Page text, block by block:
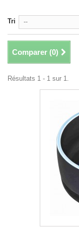
Tri --
Comparer (0)
Résultats 1 - 1 sur 1.